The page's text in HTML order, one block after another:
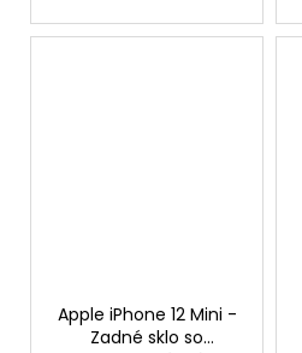
Apple iPhone 12 Mini -
Zadné sklo so